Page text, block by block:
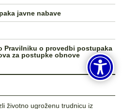
javne nabave
Pravilniku o provedbi postupaka
za postupke obnove
životno ugroženu trudnicu iz